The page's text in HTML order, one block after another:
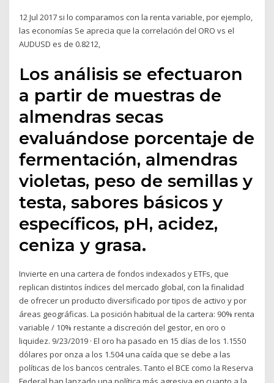
12 Jul 2017 si lo comparamos con la renta variable, por ejemplo,
las economías Se aprecia que la correlación del ORO vs el
AUDUSD es de 0.8212,
Los análisis se efectuaron
a partir de muestras de
almendras secas
evaluándose porcentaje de
fermentación, almendras
violetas, peso de semillas y
testa, sabores básicos y
específicos, pH, acidez,
ceniza y grasa.
Invierte en una cartera de fondos indexados y ETFs, que
replican distintos índices del mercado global, con la finalidad
de ofrecer un producto diversificado por tipos de activo y por
áreas geográficas. La posición habitual de la cartera: 90% renta
variable / 10% restante a discreción del gestor, en oro o
liquidez. 9/23/2019 · El oro ha pasado en 15 días de los 1.1550
dólares por onza a los 1.504 una caída que se debe a las
políticas de los bancos centrales. Tanto el BCE como la Reserva